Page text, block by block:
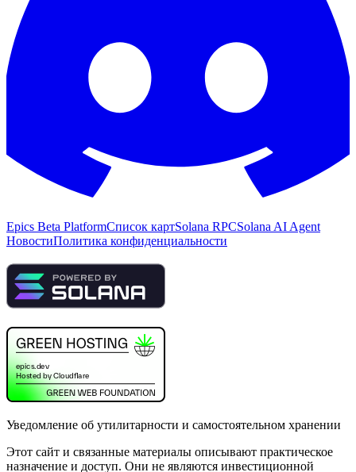
Epics Beta PlatformСписок картSolana RPCSolana AI Agent
НовостиПолитика конфиденциальности
Уведомление об утилитарности и самостоятельном хранении
Этот сайт и связанные материалы описывают практическое
назначение и доступ. Они не являются инвестиционной